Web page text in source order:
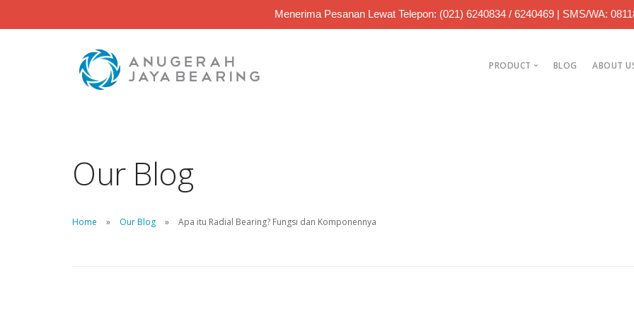
Menerima Pesanan Lewat Telepon: (021) 6240834 / 6240469 | SMS/WA:
PRODUCT BLOG ABOUT
Our Blog
Home Our Blog Apa itu Radial Bearing? Fungsi dan Komponennya